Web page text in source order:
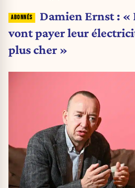
Damien Ernst : «
vont payer leur
plus cher »